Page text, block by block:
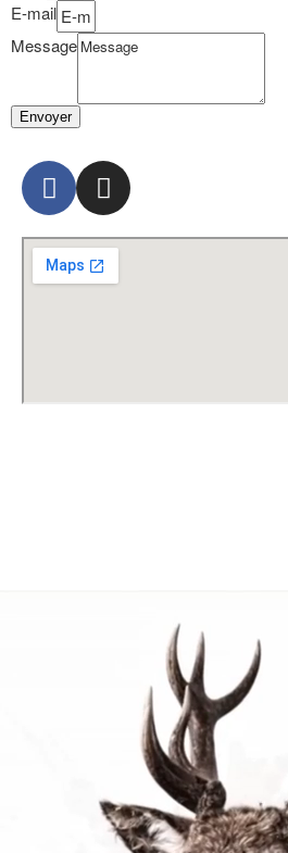
E-mail
Message
Envoyer